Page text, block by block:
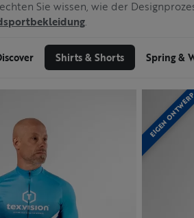
Sie wissen, wie der
.
Shirts & Shorts Spring &
EIGEN